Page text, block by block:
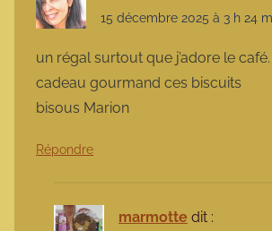
15 décembre 2025 à 3 h 24
un régal surtout que j’adore le
cadeau gourmand ces biscuits
bisous Marion
Répondre
marmotte dit :